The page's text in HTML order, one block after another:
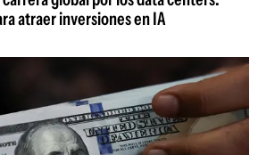
atraer inversiones en IA